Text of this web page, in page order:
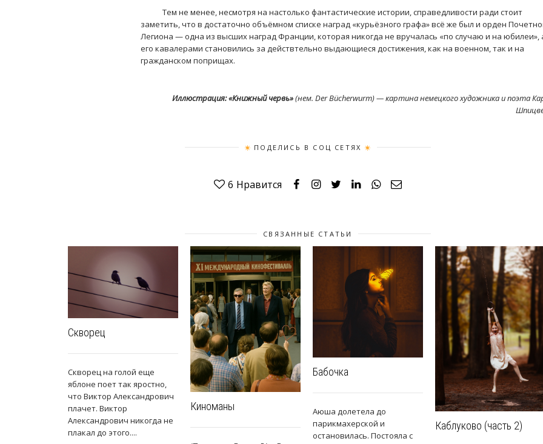
Тем не менее, несмотря на настолько фантастические истории, справедливости ради стоит
заметить, что в достаточно объёмном списке наград «курьёзного графа» всё же был и орден
Легиона — одна из высших наград Франции, которая никогда не вручалась «по случаю и на юбилеи»,
его кавалерами становились за действтельно выдающиеся достижения, как на военном, так и на
гражданском поприщах.
Иллюстрация: «Книжный червь»(нем. Der Bücherwurm) — картина немецкого художника и поэта
ПОДЕЛИСЬ В СОЦ СЕТЯХ
6 Нравится
СВЯЗАННЫЕ СТАТЬИ
Скворец
Скворец на голой еще
яблоне поет так яростно,
что Виктор Александрович
плачет. Виктор
Александрович никогда не
плакал до этого....
Киноманы
Бабочка
Аюша долетела до
парикмахерской и
остановилась. Постояла с
Каблуково (часть 2)